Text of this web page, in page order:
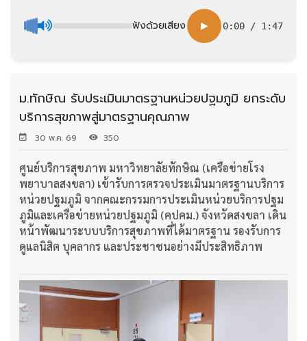
ฟังด้วยเสียง ▶ 0:00 / 1:47
ม.ทักษิณ รับประเมินมาตรฐานหน่วยปฐมภูมิ ยกระดับ
บริการสุขภาพสู่มาตรฐานคุณภาพ
30 พ.ค. 69 350
ศูนย์บริการสุขภาพ มหาวิทยาลัยทักษิณ (เครือข่ายโรง
พยาบาลสงขลา) เข้ารับการตรวจประเมินมาตรฐานบริการ
หน่วยปฐมภูมิ จากคณะกรรมการประเมินหน่วยบริการปฐม
ภูมิและเครือข่ายหน่วยปฐมภูมิ (คปคม.) จังหวัดสงขลา เดิน
หน้าพัฒนาระบบบริการสุขภาพที่ได้มาตรฐาน รองรับการ
ดูแลนิสิต บุคลากร และประชาชนอย่างมีประสิทธิภาพ